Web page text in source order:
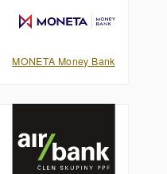
MONETA Money Bank